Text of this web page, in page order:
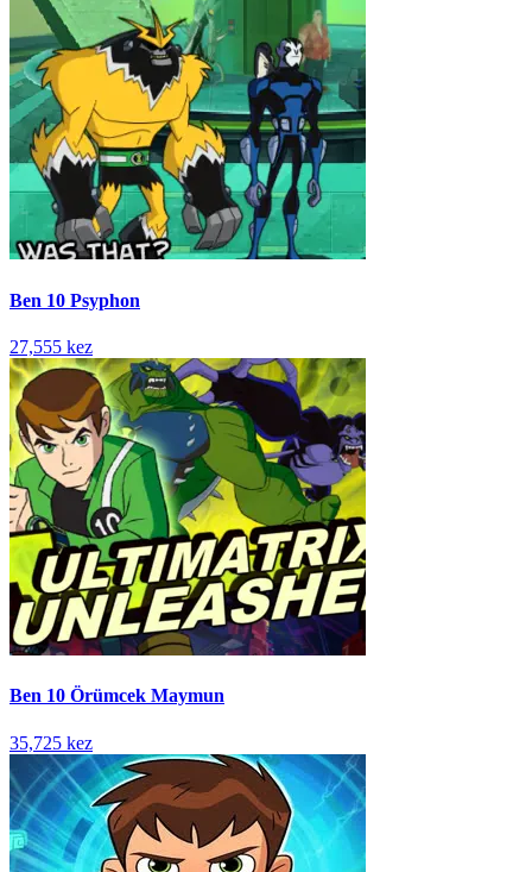
Ben 10 Psyphon
27,555 kez
Ben 10 Örümcek Maymun
35,725 kez